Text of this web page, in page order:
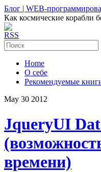
Блог | WEB-
Как космические корабли
RSS
Home
О себе
Рекомендуемые
May 30 2012
JqueryUI
времени)